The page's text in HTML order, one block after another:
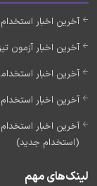
آخرین اخبار استخدام
آخرین اخبار آزمون
آخرین اخبار
آخرین اخبار استخدام کادر
(استخدام جدید)
لینک‌های مهم